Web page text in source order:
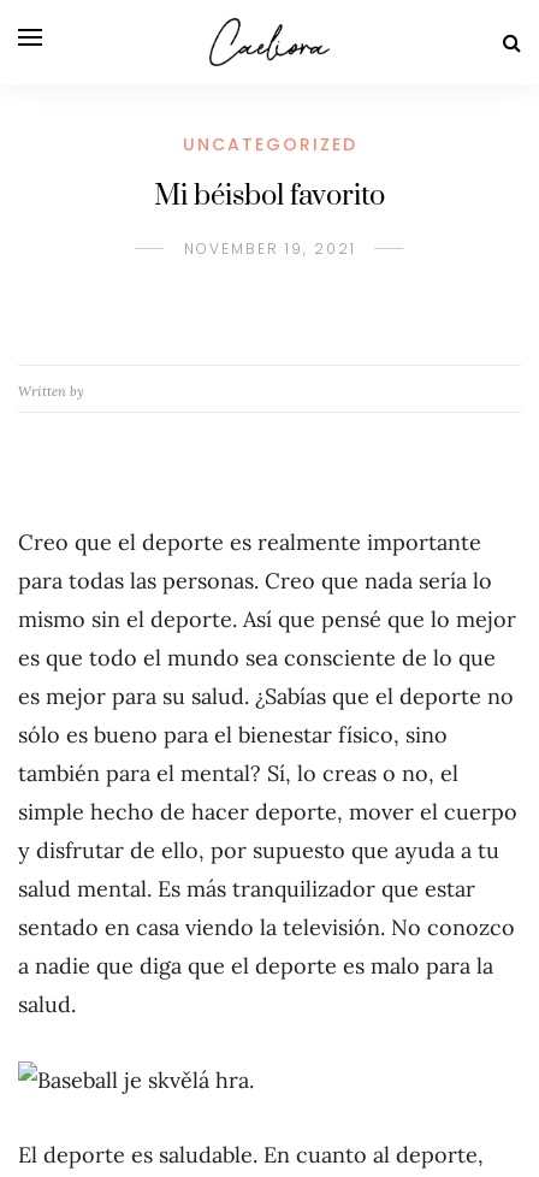
UNCATEGORIZED
Mi béisbol favorito
NOVEMBER 19, 2021
Written by
Creo que el deporte es realmente importante
para todas las personas. Creo que nada sería lo
mismo sin el deporte. Así que pensé que lo mejor
es que todo el mundo sea consciente de lo que
es mejor para su salud. ¿Sabías que el deporte no
sólo es bueno para el bienestar físico, sino
también para el mental? Sí, lo creas o no, el
simple hecho de hacer deporte, mover el cuerpo
y disfrutar de ello, por supuesto que ayuda a tu
salud mental. Es más tranquilizador que estar
sentado en casa viendo la televisión. No conozco
a nadie que diga que el deporte es malo para la
salud.
El deporte es saludable. En cuanto al deporte,